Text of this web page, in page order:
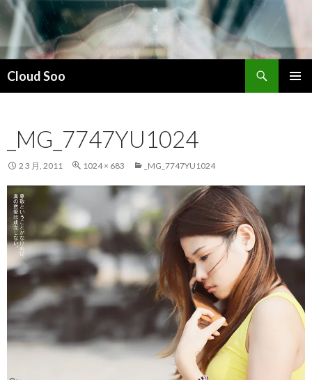
Cloud Soo
索
_MG_7747YU1024
2 3 月, 2011 1024 × 683 _MG_7747YU1024